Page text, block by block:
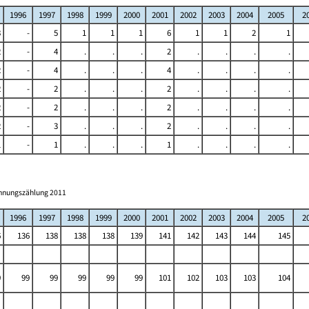
1996 1997 1998 1999 2000 2001 2002 2003 2004 2005
- 5 1 1 1 6 1 1 2
1
- 4 . . . 2 . . .
.
- 4 . . . 4 . . .
.
- 2 . . . 2 . . .
.
- 2 . . . 2 . . .
.
- 3 . . . 2 . . .
.
- 1 . . . 1 . . .
.
2011
1996 1997 1998 1999 2000 2001 2002 2003 2004 2005
136 138 138 138 139 141 142 143 144
145
99 99 99 99 99 101 102 103 103
104